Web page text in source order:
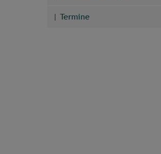
Termine